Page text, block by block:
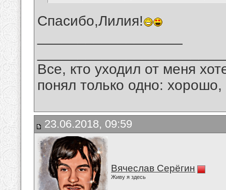
Спасибо,Лилия!
Все, кто уходил от меня
понял только одно:
23.06.2018, 09:59
Вячеслав Серёгин
Живу я здесь